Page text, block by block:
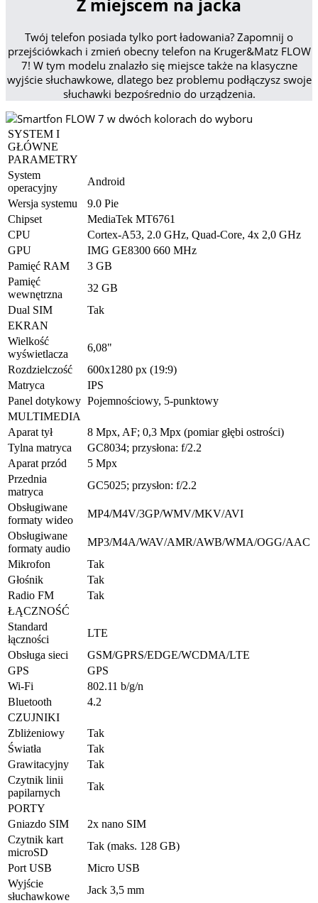
Z miejscem na jacka
Twój telefon posiada tylko port ładowania? Zapomnij o
przejściówkach i zmień obecny telefon na Kruger&Matz FLOW
7! W tym modelu znalazło się miejsce także na klasyczne
wyjście słuchawkowe, dlatego bez problemu podłączysz swoje
słuchawki bezpośrednio do urządzenia.
SYSTEM I
GŁÓWNE
PARAMETRY
System
operacyjny
Android
Wersja systemu
9.0 Pie
Chipset
MediaTek MT6761
CPU
Cortex-A53, 2.0 GHz, Quad-Core, 4x 2,0 GHz
GPU
IMG GE8300 660 MHz
Pamięć RAM
3 GB
Pamięć
wewnętrzna
32 GB
Dual SIM
Tak
EKRAN
Wielkość
wyświetlacza
6,08"
Rozdzielczość
600x1280 px (19:9)
Matryca
IPS
Panel dotykowy Pojemnościowy, 5-punktowy
MULTIMEDIA
Aparat tył
8 Mpx, AF; 0,3 Mpx (pomiar głębi ostrości)
Tylna matryca
GC8034; przysłona: f/2.2
Aparat przód
5 Mpx
Przednia
matryca
GC5025; przysłon: f/2.2
Obsługiwane
formaty wideo
MP4/M4V/3GP/WMV/MKV/AVI
Obsługiwane
formaty audio
MP3/M4A/WAV/AMR/AWB/WMA/OGG/AAC
Mikrofon
Tak
Głośnik
Tak
Radio FM
Tak
ŁĄCZNOŚĆ
Standard
łączności
LTE
Obsługa sieci
GSM/GPRS/EDGE/WCDMA/LTE
GPS
GPS
Wi-Fi
802.11 b/g/n
Bluetooth
4.2
CZUJNIKI
Zbliżeniowy
Tak
Światła
Tak
Grawitacyjny
Tak
Czytnik linii
papilarnych
Tak
PORTY
Gniazdo SIM
2x nano SIM
Czytnik kart
microSD
Tak (maks. 128 GB)
Port USB
Micro USB
Wyjście
słuchawkowe
Jack 3,5 mm